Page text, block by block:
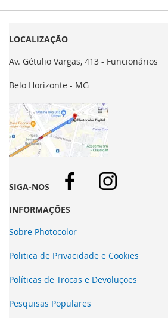
LOCALIZAÇÃO
Av. Gétulio Vargas, 413 - Funcionários
Belo Horizonte - MG
SIGA-NOS
INFORMAÇÕES
Sobre Photocolor
Politica de Privacidade e Cookies
Políticas de Trocas e Devoluções
Pesquisas Populares